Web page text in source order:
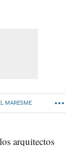
MARESME
arquitectos